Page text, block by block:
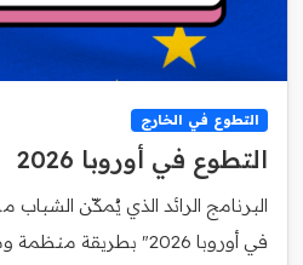
التطوع في الخارج
التطوع في أوروبا 2026
البرنامج الرائد الذي يُمكّن
في أوروبا 2026" بطريقة منظمة وممولة...